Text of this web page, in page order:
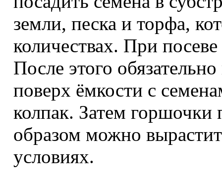
земли, песка и торфа,
количествах. При
После этого
поверх ёмкости с
колпак. Затем горшочки
образом можно
условиях.